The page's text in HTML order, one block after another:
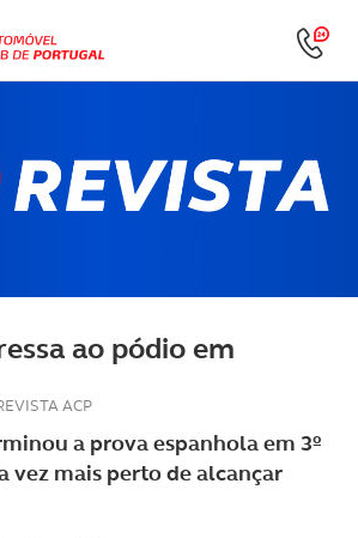
ao pódio em
ACP
a prova espanhola em 3º
vez mais perto de alcançar